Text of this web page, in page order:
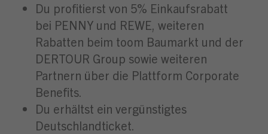
Du profitierst von 5% Einkaufsrabatt
bei PENNY und REWE, weiteren
Rabatten beim toom Baumarkt und der
DERTOUR Group sowie weiteren
Partnern über die Plattform Corporate
Benefits.
Du erhältst ein vergünstigtes
Deutschlandticket.